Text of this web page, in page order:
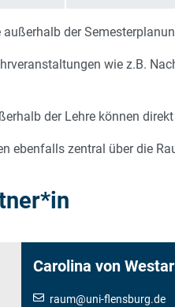
der
wie z.B.
der Lehre können
ebenfalls zentral über die
Carolina von
raum@uni-flensburg.de